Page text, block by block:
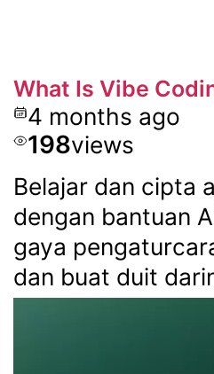
What Is Vibe
4 months ago
198views
Belajar dan cipta
dengan bantuan
gaya
dan buat duit